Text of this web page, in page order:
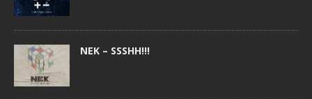
NEK – SSSHH!!!